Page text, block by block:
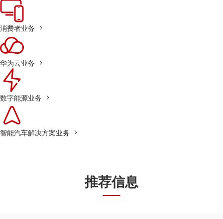
消费者业务
华为云业务
数字能源业务
智能汽车解决方案业务
推荐信息